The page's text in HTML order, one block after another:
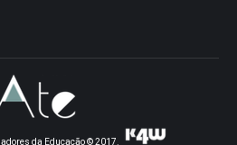
da Educação © 2017.